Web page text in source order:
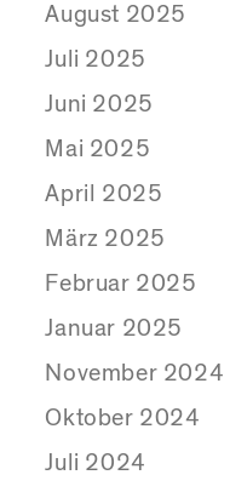
August 2025
Juli 2025
Juni 2025
Mai 2025
April 2025
März 2025
Februar 2025
Januar 2025
November 2024
Oktober 2024
Juli 2024